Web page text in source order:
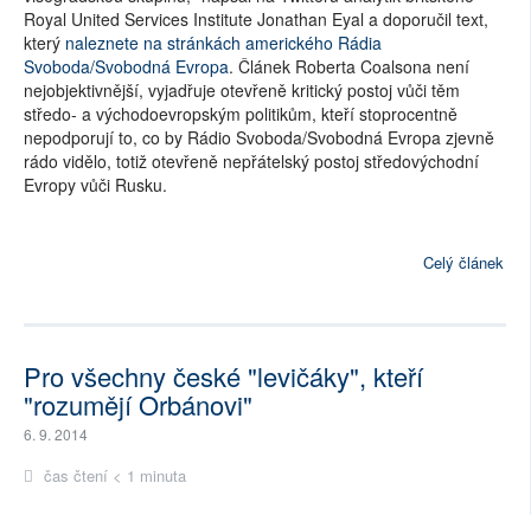
Royal United Services Institute Jonathan Eyal a doporučil text,
který naleznete na stránkách amerického Rádia
Svoboda/Svobodná Evropa. Článek Roberta Coalsona není
nejobjektivnější, vyjadřuje otevřeně kritický postoj vůči těm
středo- a východoevropským politikům, kteří stoprocentně
nepodporují to, co by Rádio Svoboda/Svobodná Evropa zjevně
rádo vidělo, totiž otevřeně nepřátelský postoj středovýchodní
Evropy vůči Rusku.
Celý článek
Pro všechny české "levičáky", kteří
"rozumějí Orbánovi"
6. 9. 2014
čas čtení < 1 minuta